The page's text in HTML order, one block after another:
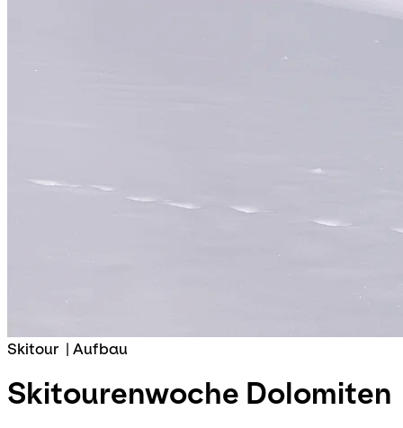
Skitour | Aufbau
Skitourenwoche Dolomiten